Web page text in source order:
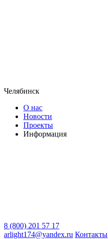
Челябинск
О нас
Новости
Проекты
Информация
8 (800) 201 57 17
arlight174@yandex.ru Контакты